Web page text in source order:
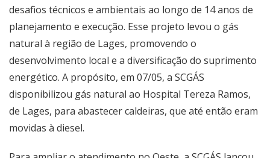
desafios técnicos e ambientais ao longo de 14 anos de
planejamento e execução. Esse projeto levou o gás
natural à região de Lages, promovendo o
desenvolvimento local e a diversificação do suprimento
energético. A propósito, em 07/05, a SCGÁS
disponibilizou gás natural ao Hospital Tereza Ramos,
de Lages, para abastecer caldeiras, que até então eram
movidas à diesel.